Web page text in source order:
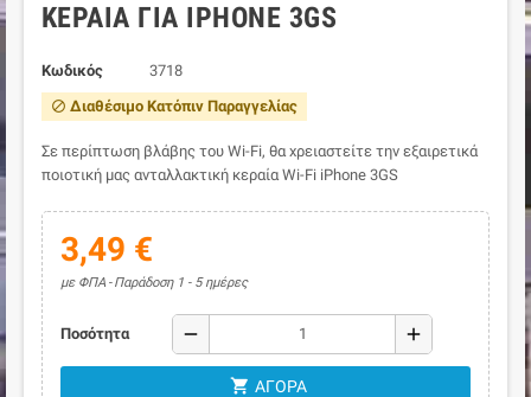
ΚΕΡΑΊΑ ΓΙΑ IPHONE 3GS
Κωδικός 3718
block Διαθέσιμο Κατόπιν Παραγγελίας
Σε περίπτωση βλάβης του Wi-Fi, θα χρειαστείτε την εξαιρετικά
ποιοτική μας ανταλλακτική κεραία Wi-Fi iPhone 3GS
3,49 €
με ΦΠΑ Παράδοση 1 - 5 ημέρες
Ποσότητα remove add
shopping_cart ΑΓΟΡΆ